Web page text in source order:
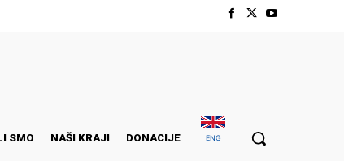
SMO NAŠI KRAJI DONACIJE ENG